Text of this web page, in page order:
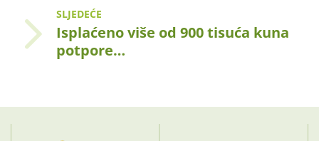
SLJEDEĆE
Isplaćeno više od 900 tisuća kuna
potpore…